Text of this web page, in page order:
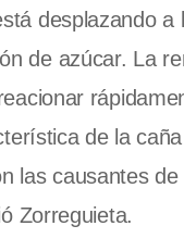
desplazando a
de azúcar. La
de la
las causantes
Zorreguieta.